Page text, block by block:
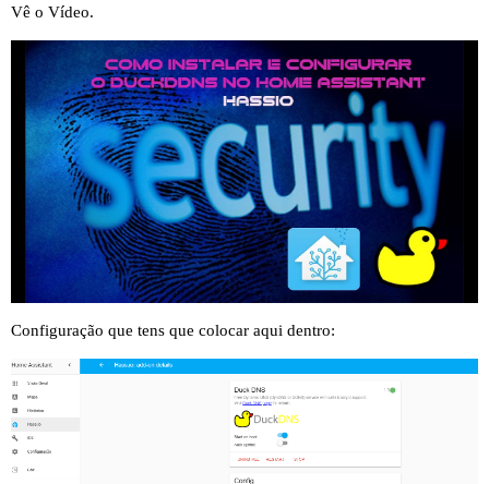
Vê o Vídeo.
Configuração que tens que colocar aqui dentro: